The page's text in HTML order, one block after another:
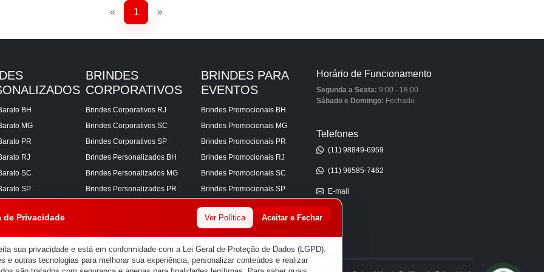
« 1 »
BH
MG
PR
RJ
SC
SP
MG
PR
BRINDES
CORPORATIVOS
Brindes Corporativos RJ
Brindes Corporativos SC
Brindes Corporativos SP
Brindes Personalizados BH
Brindes Personalizados MG
Brindes Personalizados PR
Brindes Personalizados SP
BRINDES PARA
EVENTOS
Brindes Promocionais BH
Brindes Promocionais MG
Brindes Promocionais PR
Brindes Promocionais RJ
Brindes Promocionais SC
Brindes Promocionais SP
Brindes Promocionais CE
Brindes Promocionais ES
Horário de Funcionamento
Segunda a Sexta: 9:00 - 18:00
Sábado e Domingo: Fechado
Telefones
(11) 98849-6959
(11) 96585-7462
E-mail
de Privacidade Ver Política Aceitar e Fechar
sua privacidade e está em conformidade com a Lei Geral de Proteção de Dados (LGPD).
e outras tecnologias para melhorar sua experiência, personalizar conteúdos e realizar